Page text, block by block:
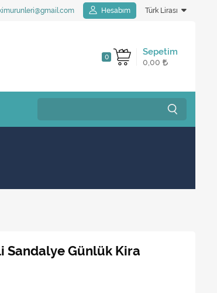
Hesabım Türk Lirası
Sepetim
0
0,00
Sandalye Günlük Kira